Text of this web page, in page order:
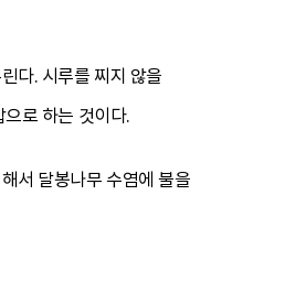
다. 시루를 찌지 않을
로 하는 것이다.
서 달봉나무 수염에 불을